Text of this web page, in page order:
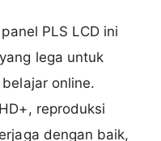
PLS LCD ini
lega untuk
online.
reproduksi
dengan baik,